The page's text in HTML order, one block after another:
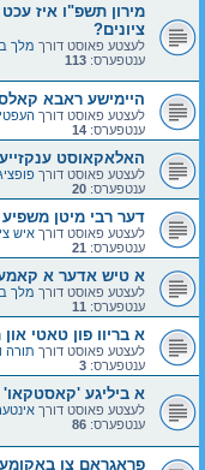
מירון תשפ"ו איז
ציונים?
לעצטע פאוסט דורך מלך
ענטפערס: 113
היימישע ראבא
לעצטע פאוסט דורך
ענטפערס: 14
האלאקאוסט
לעצטע פאוסט דורך
ענטפערס: 20
דער רבי מיטן
לעצטע פאוסט דורך איש
ענטפערס: 21
א טיש אדער א
לעצטע פאוסט דורך מלך
ענטפערס: 11
א בריוו פון טאטי
לעצטע פאוסט דורך תורה
ענטפערס: 3
א ביליגע 'קאסטקאו'
לעצטע פאוסט דורך
ענטפערס: 86
פראגראם צו